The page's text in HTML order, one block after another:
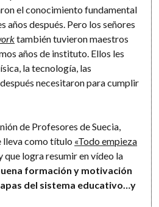
el conocimiento fundamental
años después. Pero los señores
también tuvieron maestros
años de instituto. Ellos les
la tecnología, las
necesitaron para cumplir
de Profesores de Suecia,
lleva como título «Todo empieza
que logra resumir en vídeo la
formación y motivación
del sistema educativo…y